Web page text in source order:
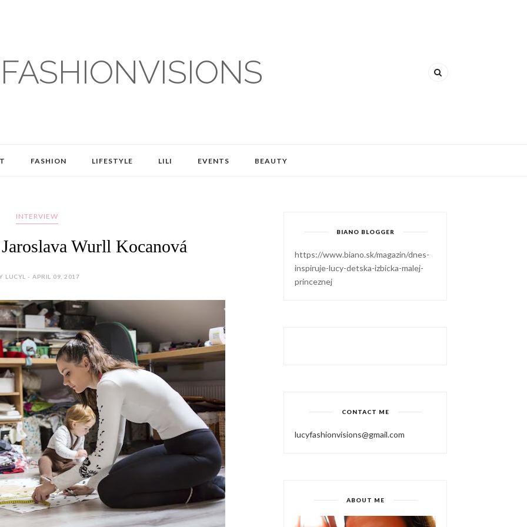
FASHIONVISIONS
FASHION LIFESTYLE LILI EVENTS BEAUTY
INTERVIEW
Wurll Kocanová
LUCYL - APRIL 09, 2017
BIANO BLOGGER
https://www.biano.sk/magazin/dnes-
inspiruje-lucy-detska-izbicka-malej-
princeznej
CONTACT ME
lucyfashionvisions@gmail.com
ABOUT ME